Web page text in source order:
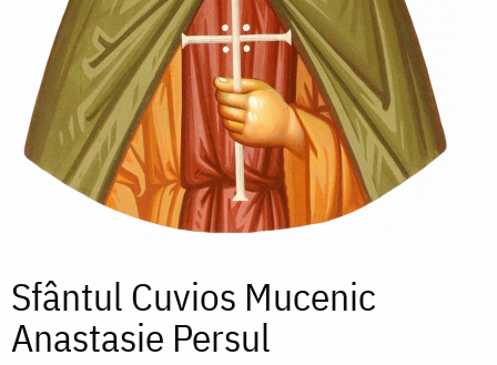
Sfântul Cuvios Mucenic
Anastasie Persul